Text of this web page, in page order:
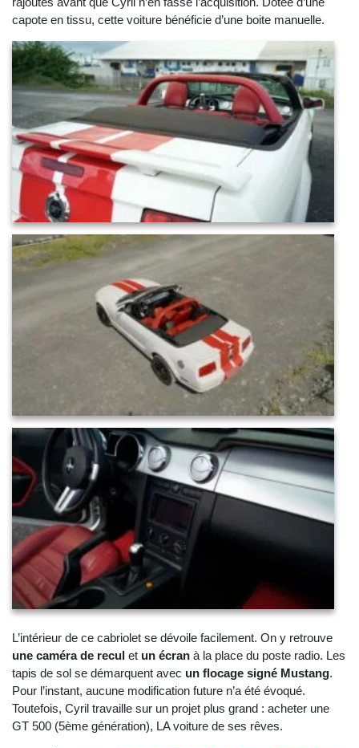
capote en tissu, cette voiture bénéficie d’une boite manuelle.
L’intérieur de ce cabriolet se dévoile facilement. On y retrouve
une caméra de recul et un écran à la place du poste radio. Les
tapis de sol se démarquent avec un flocage signé Mustang.
Pour l’instant, aucune modification future n’a été évoqué.
Toutefois, Cyril travaille sur un projet plus grand : acheter une
GT 500 (5ème génération), LA voiture de ses rêves.